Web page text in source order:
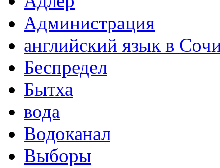
Администрация
английский язык в
Беспредел
Бытха
вода
Водоканал
Выборы